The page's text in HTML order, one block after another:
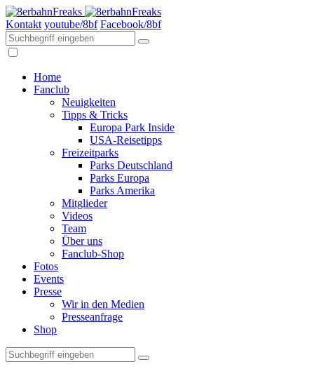
Kontakt youtube/8bf Facebook/8bf
Home
Fanclub
Neuigkeiten
Tipps & Tricks
Europa Park Inside
USA-Reisetipps
Freizeitparks
Parks Deutschland
Parks Europa
Parks Amerika
Mitglieder
Videos
Team
Über uns
Fanclub-Shop
Fotos
Events
Presse
Wir in den Medien
Presseanfrage
Shop